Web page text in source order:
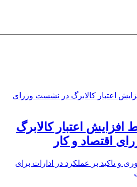
اعتبار کالابرگ
اقتصاد و کار